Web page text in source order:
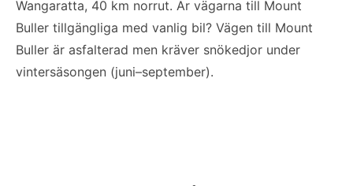
Wangaratta, 40 km norrut. Är vägarna till Mount
Buller tillgängliga med vanlig bil? Vägen till Mount
Buller är asfalterad men kräver snökedjor under
vintersäsongen (juni–september).